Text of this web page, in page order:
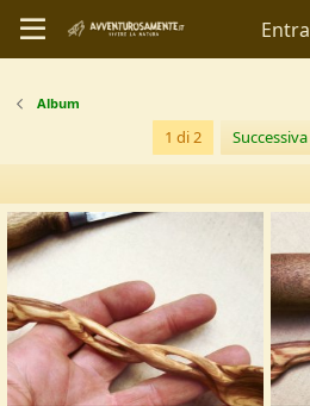
Entra
Album
1 di 2 Successiva